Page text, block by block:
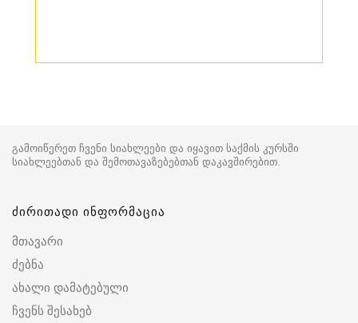
გამოიწერეთ ჩვენი სიახლეები და იყავით საქმის კურსში
სიახლეებთან და შემოთავაზებებთან დაკავშირებით.
ძირითადი ინფორმაცია
მთავარი
ძებნა
ახალი დამატებული
ჩვენს შესახებ